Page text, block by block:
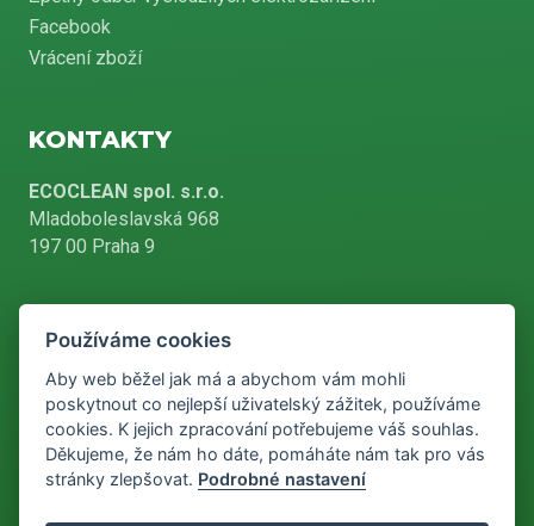
Facebook
Vrácení zboží
KONTAKTY
ECOCLEAN spol. s.r.o.
Mladoboleslavská 968
197 00 Praha 9
+420 226 804 900
info@ecoclean-praha.cz
Používáme cookies
Aby web běžel jak má a abychom vám mohli
poskytnout co nejlepší uživatelský zážitek, používáme
cookies. K jejich zpracování potřebujeme váš souhlas.
Děkujeme, že nám ho dáte, pomáháte nám tak pro vás
stránky zlepšovat. Podrobné nastavení